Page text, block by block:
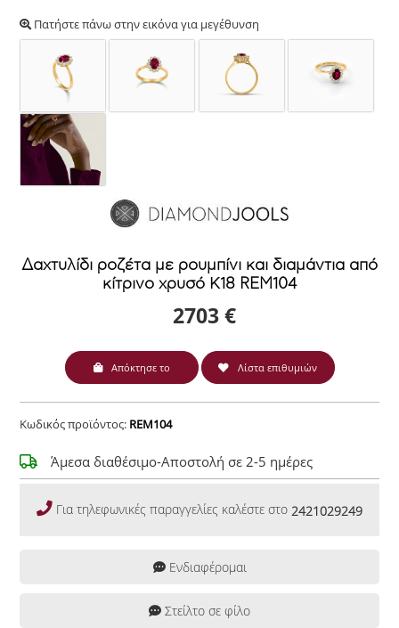
Πατήστε πάνω στην εικόνα για μεγέθυνση
Δαχτυλίδι ροζέτα με ρουμπίνι και διαμάντια από
κίτρινο χρυσό Κ18 REM104
2703 €
Απόκτησε το Λίστα επιθυμιών
Κωδικός προϊόντος: REM104
Άμεσα διαθέσιμο-Αποστολή σε 2-5 ημέρες
Για τηλεφωνικές παραγγελίες καλέστε στο 2421029249
Ενδιαφέρομαι
Στείλτο σε φίλο